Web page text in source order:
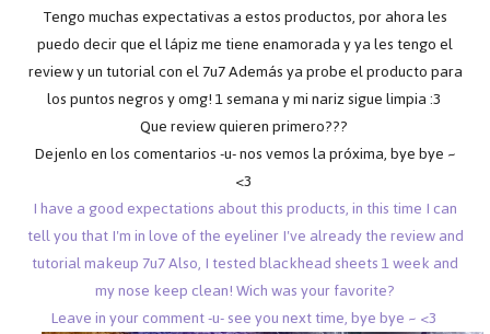
Tengo muchas expectativas a estos productos, por ahora les
puedo decir que el lápiz me tiene enamorada y ya les tengo el
review y un tutorial con el 7u7 Además ya probe el producto para
los puntos negros y omg! 1 semana y mi nariz sigue limpia :3
Que review quieren primero???
Dejenlo en los comentarios -u- nos vemos la próxima, bye bye ~
<3
I have a good expectations about this products, in this time I can
tell you that I'm in love of the eyeliner I've already the review and
tutorial makeup 7u7 Also, I tested blackhead sheets 1 week and
my nose keep clean! Wich was your favorite?
Leave in your comment -u- see you next time, bye bye ~ <3